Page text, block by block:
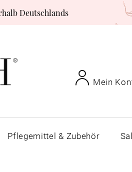
Deutschlands
Mein
Pflegemittel & Zubehör